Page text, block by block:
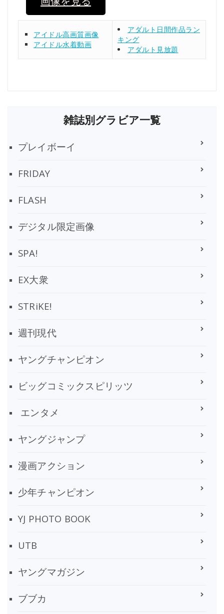
アイドル高画質画像
アイドル水着動画
アダルト日間作品ラン
キング
アダルト見放題
雑誌別グラビア一覧
プレイボーイ
FRIDAY
FLASH
デジタル限定画像
SPA!
EX大衆
STRiKE!
週刊現代
ヤングチャンピオン
ビッグコミックスピリッツ
エンタメ
ヤングジャンプ
漫画アクション
少年チャンピオン
YJ PHOTO BOOK
UTB
ヤングマガジン
ブブカ